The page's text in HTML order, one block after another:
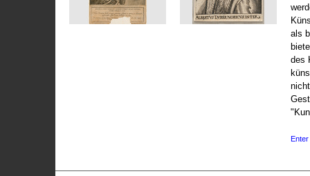
als
des
Enter